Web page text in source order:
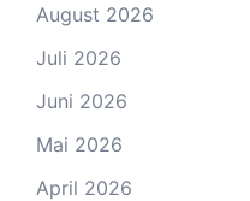
August 2026
Juli 2026
Juni 2026
Mai 2026
April 2026